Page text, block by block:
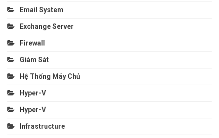
Email System
Exchange Server
Firewall
Giám Sát
Hệ Thống Máy Chủ
Hyper-V
Hyper-V
Infrastructure